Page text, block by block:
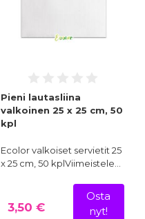
Pieni lautasliina
valkoinen 25 x 25 cm, 50
kpl
Ecolor valkoiset servietit 25
x 25 cm, 50 kplViimeistele…
3,50 €
Osta
nyt!